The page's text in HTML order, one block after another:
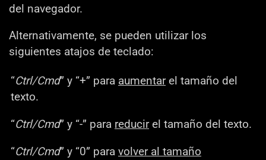
del navegador.
Alternativamente, se pueden utilizar los
siguientes atajos de teclado:
“Ctrl/Cmd” y “+” para aumentarel tamaño del
texto.
“Ctrl/Cmd” y “-” para reducirel tamaño del texto.
“Ctrl/Cmd” y “0” para volver al tamaño